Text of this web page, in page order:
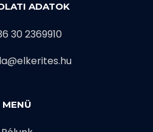
ADATOK
30 2369910
MENÜ